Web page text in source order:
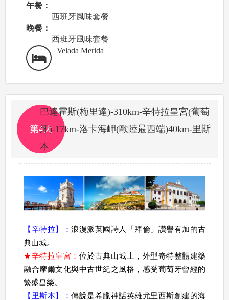
午餐：
西班牙風味套餐
晚餐：
西班牙風味套餐
Velada Merida
第4天
巴達霍斯(梅里達)-310km-辛特拉皇宮(葡萄
牙)-17km-洛卡海岬(歐陸最西端)40km-里斯
本
【辛特拉】： 浪漫派英國詩人「拜倫」讚譽有加的古
典山城。
★辛特拉皇宮： 位於古典山城上，外型奇特整體建築
融合摩爾文化與中古世紀之風格，感受葡萄牙曾經的
繁盛昌榮。
【里斯本】： 傳說是希臘神話英雄尤里西斯創建的海